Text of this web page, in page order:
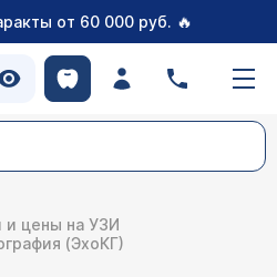
от 60 000 руб. 🔥
и цены на УЗИ
(ЭхоКГ)